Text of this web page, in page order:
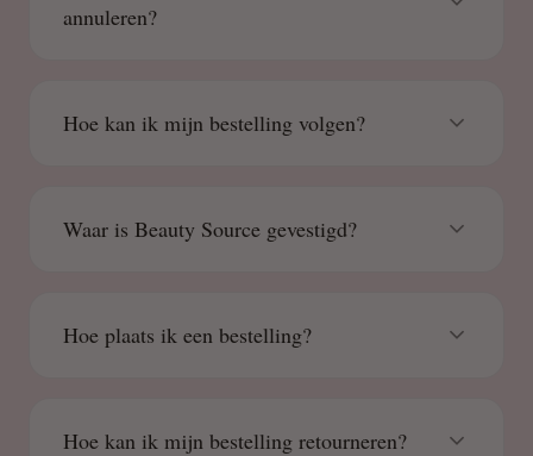
annuleren?
Hoe kan ik mijn bestelling volgen?
Waar is Beauty Source gevestigd?
Hoe plaats ik een bestelling?
Hoe kan ik mijn bestelling retourneren?